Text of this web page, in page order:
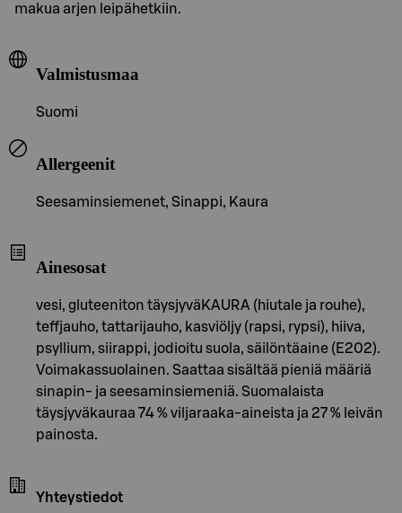
makua arjen leipähetkiin.
Valmistusmaa
Suomi
Allergeenit
Seesaminsiemenet, Sinappi, Kaura
Ainesosat
vesi, gluteeniton täysjyväKAURA (hiutale ja rouhe),
teffjauho, tattarijauho, kasviöljy (rapsi, rypsi), hiiva,
psyllium, siirappi, jodioitu suola, säilöntäaine (E202).
Voimakassuolainen. Saattaa sisältää pieniä määriä
sinapin- ja seesaminsiemeniä. Suomalaista
täysjyväkauraa 74 % viljaraaka-aineista ja 27 % leivän
painosta.
Yhteystiedot